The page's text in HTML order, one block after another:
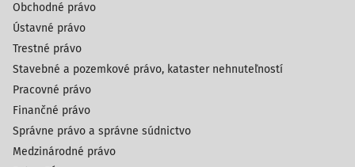
Obchodné právo
Ústavné právo
Trestné právo
Stavebné a pozemkové právo, kataster nehnuteľností
Pracovné právo
Finančné právo
Správne právo a správne súdnictvo
Medzinárodné právo